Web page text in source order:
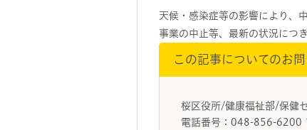
天候・感染症等の影響により、
事業の中止等、最新の状況につ
この記事についてのお
桜区役所/健康福祉部/保健
電話番号：048-856-6200